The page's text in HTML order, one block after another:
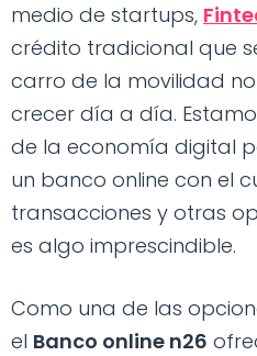
medio de startups,
crédito tradicional que
carro de la movilidad
crecer día a día.
de la economía digital
un banco online con el
transacciones y otras
es algo imprescindible.
Como una de las
el Banco online n26